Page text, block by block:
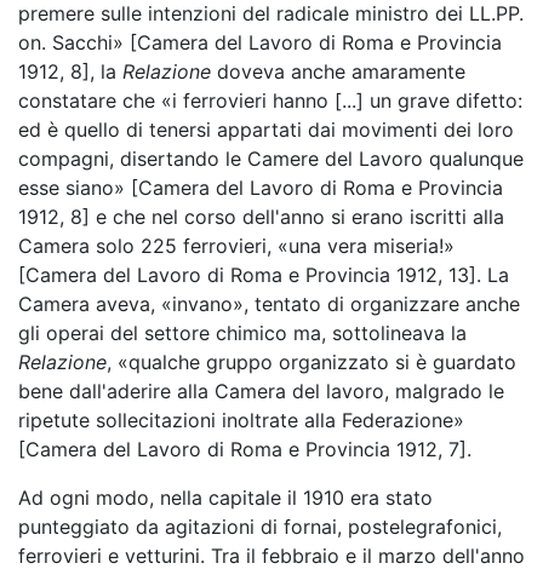
premere sulle intenzioni del radicale ministro dei LL.PP.
on. Sacchi» [Camera del Lavoro di Roma e Provincia
1912, 8], la Relazione doveva anche amaramente
constatare che «i ferrovieri hanno [...] un grave difetto:
ed è quello di tenersi appartati dai movimenti dei loro
compagni, disertando le Camere del Lavoro qualunque
esse siano» [Camera del Lavoro di Roma e Provincia
1912, 8] e che nel corso dell'anno si erano iscritti alla
Camera solo 225 ferrovieri, «una vera miseria!»
[Camera del Lavoro di Roma e Provincia 1912, 13]. La
Camera aveva, «invano», tentato di organizzare anche
gli operai del settore chimico ma, sottolineava la
Relazione, «qualche gruppo organizzato si è guardato
bene dall'aderire alla Camera del lavoro, malgrado le
ripetute sollecitazioni inoltrate alla Federazione»
[Camera del Lavoro di Roma e Provincia 1912, 7].
Ad ogni modo, nella capitale il 1910 era stato
punteggiato da agitazioni di fornai, postelegrafonici,
ferrovieri e vetturini. Tra il febbraio e il marzo dell'anno